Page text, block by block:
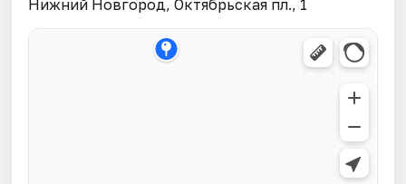
Нижний Новгород, Октябрьская пл., 1